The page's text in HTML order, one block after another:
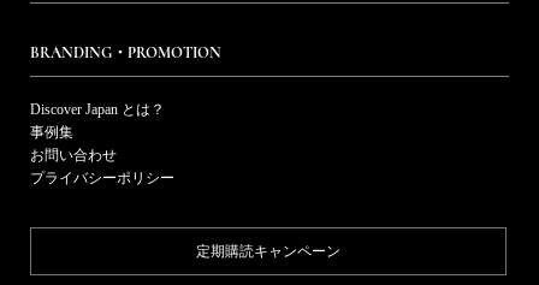
BRANDING・PROMOTION
Discover Japan とは？
事例集
お問い合わせ
プライバシーポリシー
定期購読キャンペーン